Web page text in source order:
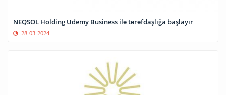
NEQSOL Holding Udemy Business ilə tərəfdaşlığa başlayır
28-03-2024